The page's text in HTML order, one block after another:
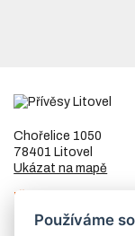
Chořelice 1050
78401 Litovel
Ukázat na mapě
IČ
DIČCZ8253255307
Používáme